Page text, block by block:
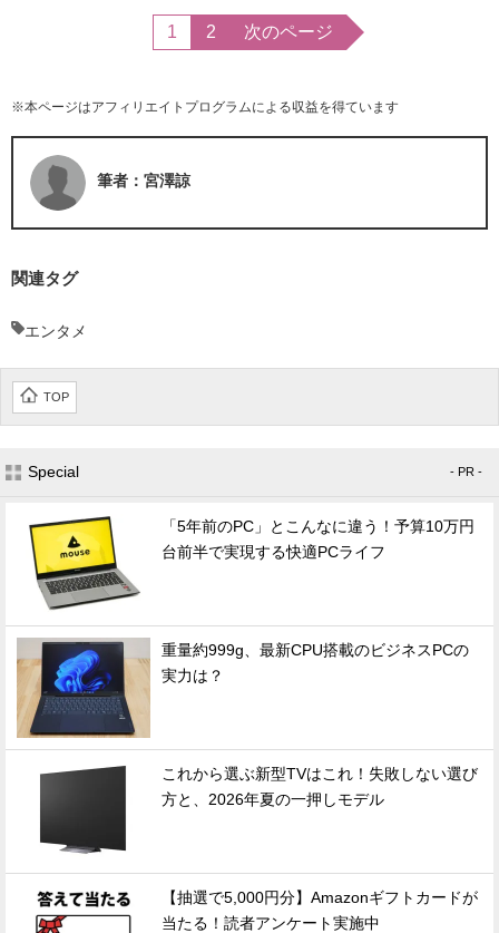
1 2 次のページ
※本ページはアフィリエイトプログラムによる収益を得ています
筆者：宮澤諒
関連タグ
エンタメ
TOP
Special - PR -
「5年前のPC」とこんなに違う！予算10万円
台前半で実現する快適PCライフ
重量約999g、最新CPU搭載のビジネスPCの
実力は？
これから選ぶ新型TVはこれ！失敗しない選び
方と、2026年夏の一押しモデル
【抽選で5,000円分】Amazonギフトカードが
当たる！読者アンケート実施中